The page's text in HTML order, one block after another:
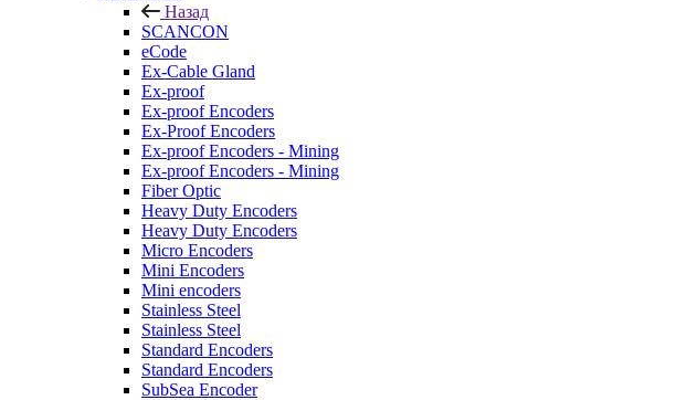
Назад
SCANCON
eCode
Ex-Cable Gland
Ex-proof
Ex-proof Encoders
Ex-Proof Encoders
Ex-proof Encoders - Mining
Ex-proof Encoders - Mining
Fiber Optic
Heavy Duty Encoders
Heavy Duty Encoders
Micro Encoders
Mini Encoders
Mini encoders
Stainless Steel
Stainless Steel
Standard Encoders
Standard Encoders
SubSea Encoder